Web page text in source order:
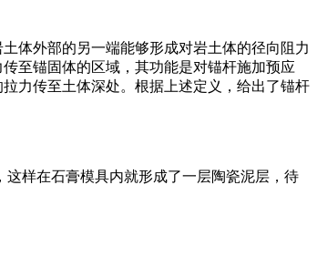
体外部的另一端能够形成对岩土体的径向阻力
至锚固体的区域，其功能是对锚杆施加预应
力传至土体深处。根据上述定义，给出了锚杆
样在石膏模具内就形成了一层陶瓷泥层，待